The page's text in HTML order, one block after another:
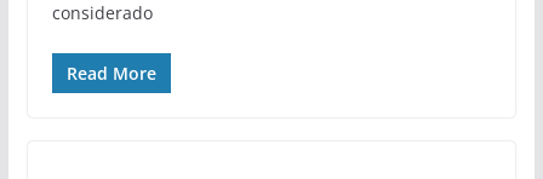
considerado
Read More